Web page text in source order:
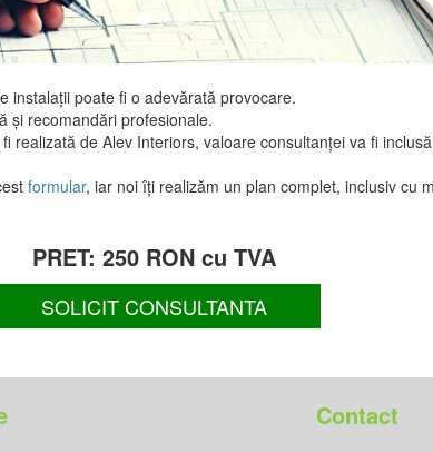
instalații poate fi o adevărată provocare.
și recomandări profesionale.
de Alev Interiors, valoare consultanței va fi
formular, iar noi îți realizăm un plan complet, inclusiv cu
PRET: 250 RON cu TVA
Contact